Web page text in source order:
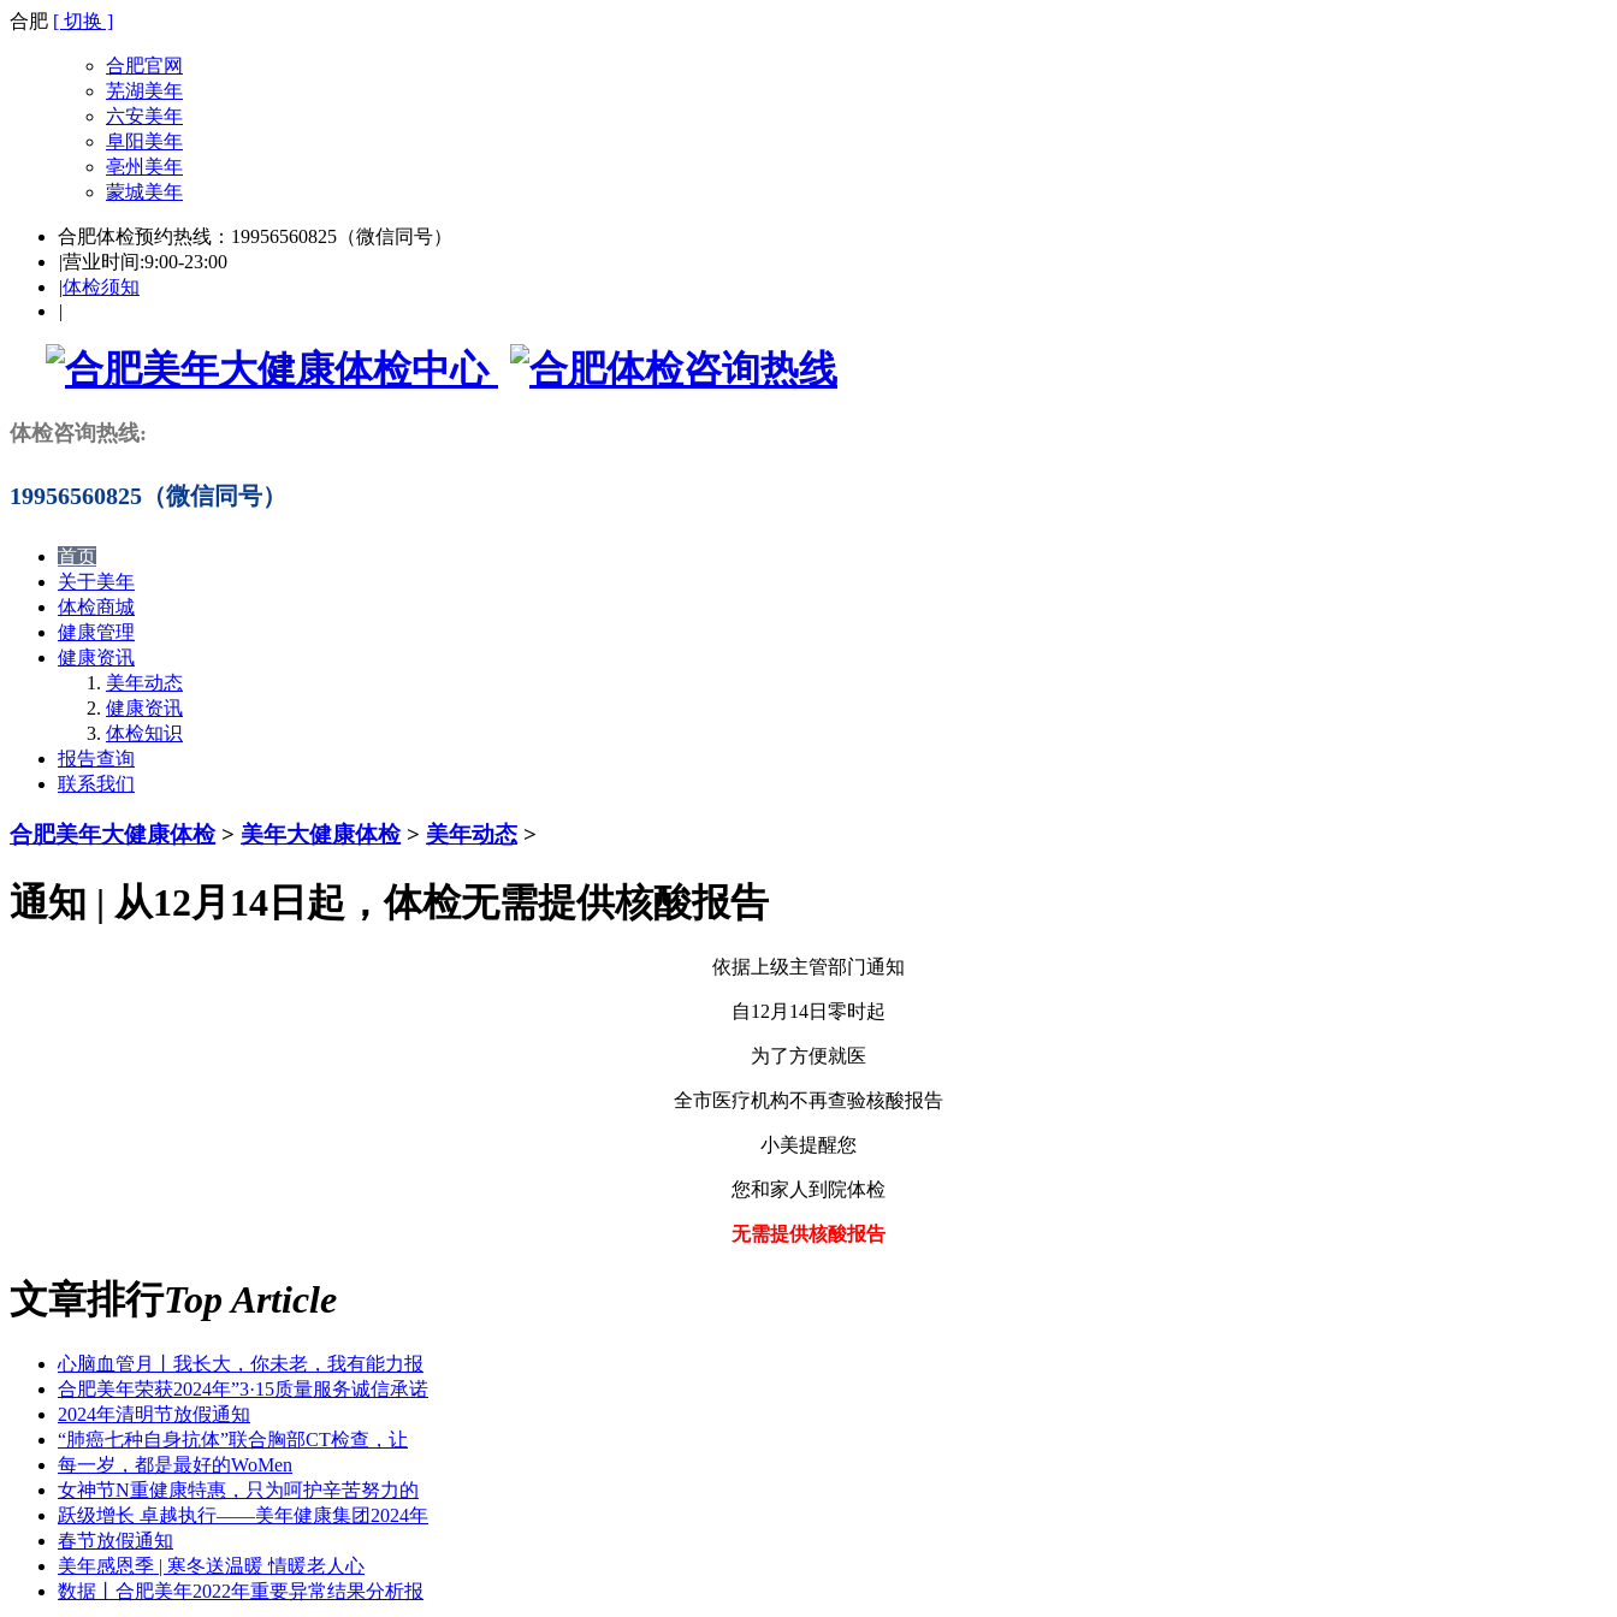
合肥 [ 切换 ]
合肥官网
芜湖美年
六安美年
阜阳美年
亳州美年
蒙城美年
合肥体检预约热线：19956560825（微信同号）
|营业时间:9:00-23:00
|体检须知
|
体检咨询热线:
19956560825（微信同号）
首页
关于美年
体检商城
健康管理
健康资讯
美年动态
健康资讯
体检知识
报告查询
联系我们
合肥美年大健康体检> 美年大健康体检> 美年动态 >
通知 | 从12月14日起，体检无需提供核酸报告
依据上级主管部门通知
自12月14日零时起
为了方便就医
全市医疗机构不再查验核酸报告
小美提醒您
您和家人到院体检
无需提供核酸报告
文章排行Top Article
心脑血管月丨我长大，你未老，我有能力报
合肥美年荣获2024年”3·15质量服务诚信承诺
2024年清明节放假通知
“肺癌七种自身抗体”联合胸部CT检查，让
每一岁，都是最好的WoMen
女神节N重健康特惠，只为呵护辛苦努力的
跃级增长 卓越执行——美年健康集团2024年
春节放假通知
美年感恩季 | 寒冬送温暖 情暖老人心
数据丨合肥美年2022年重要异常结果分析报